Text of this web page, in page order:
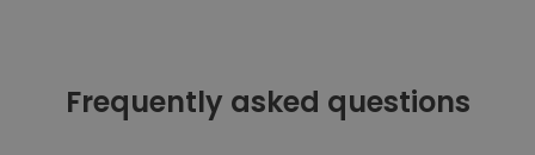
Frequently asked questions